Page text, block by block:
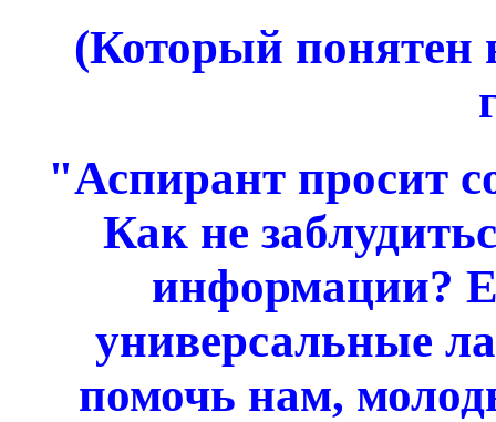
(Который понятен
"Аспирант просит
Как не
информации?
универсальные
помочь нам,